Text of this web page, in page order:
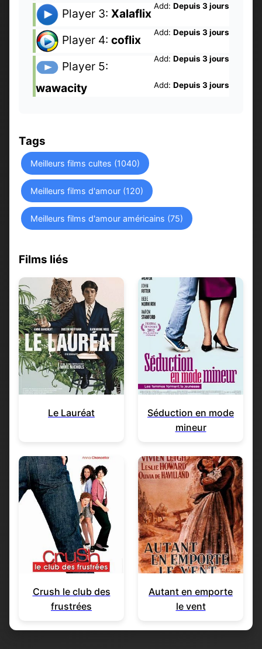
Add: Depuis 3 jours
Player 3: Xalaflix
Add: Depuis 3 jours
Player 4: coflix
Add: Depuis 3 jours
Player 5:
wawacity
Add: Depuis 3 jours
Tags
Meilleurs films cultes (1040)
Meilleurs films d'amour (120)
Meilleurs films d'amour américains (75)
Films liés
Le Lauréat
Séduction en mode
mineur
Crush le club des
frustrées
Autant en emporte
le vent